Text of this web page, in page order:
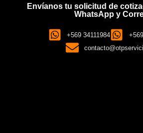
Envíanos tu solicitud de
WhatsApp y
+569 34111984